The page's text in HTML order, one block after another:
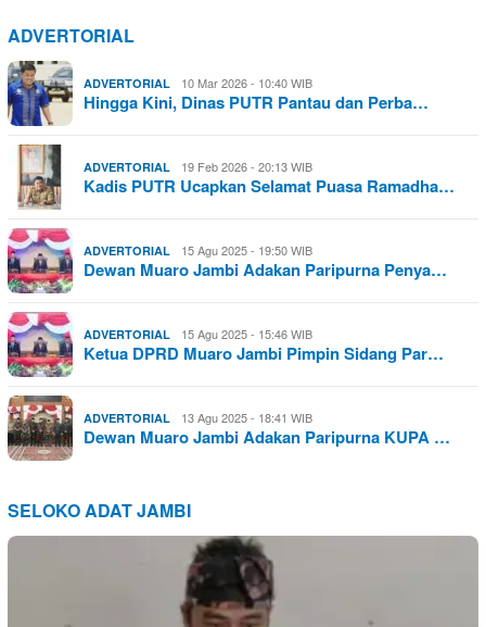
ADVERTORIAL
ADVERTORIAL 10 Mar 2026 - 10:40 WIB
Hingga Kini, Dinas PUTR Pantau dan Perba…
ADVERTORIAL 19 Feb 2026 - 20:13 WIB
Kadis PUTR Ucapkan Selamat Puasa Ramadha…
ADVERTORIAL 15 Agu 2025 - 19:50 WIB
Dewan Muaro Jambi Adakan Paripurna Penya…
ADVERTORIAL 15 Agu 2025 - 15:46 WIB
Ketua DPRD Muaro Jambi Pimpin Sidang Par…
ADVERTORIAL 13 Agu 2025 - 18:41 WIB
Dewan Muaro Jambi Adakan Paripurna KUPA …
SELOKO ADAT JAMBI